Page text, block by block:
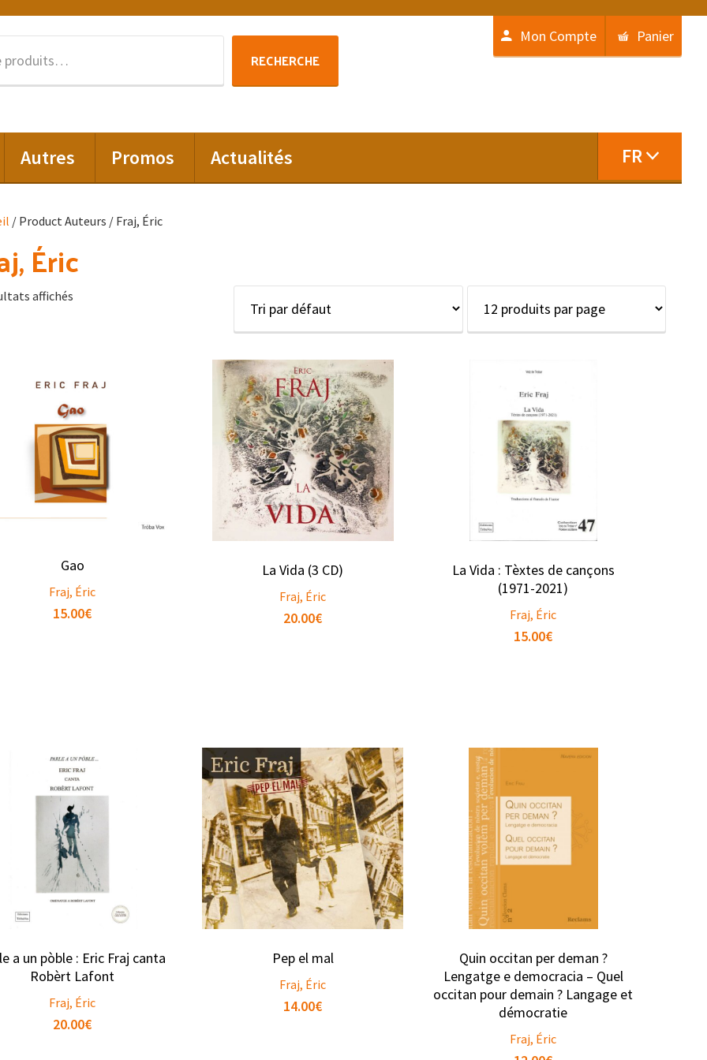
RECHERCHE
Mon Compte Panier
Autres Promos Actualités FR
/ Product Auteurs / Fraj, Éric
Éric
affichés
Gao
Fraj, Éric
15.00€
La Vida (3 CD)
Fraj, Éric
20.00€
La Vida : Tèxtes de cançons
(1971-2021)
Fraj, Éric
15.00€
a un pòble : Eric Fraj canta
Robèrt Lafont
Fraj, Éric
20.00€
Pep el mal
Fraj, Éric
14.00€
Quin occitan per deman ?
Lengatge e democracia – Quel
occitan pour demain ? Langage et
démocratie
Fraj, Éric